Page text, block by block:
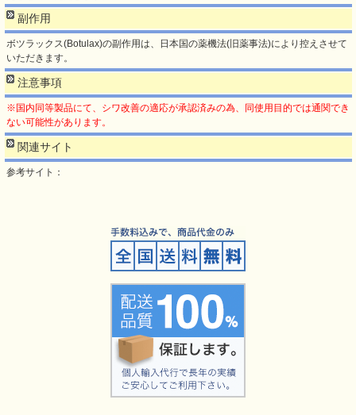
副作用
ボツラックス(Botulax)の副作用は、日本国の薬機法(旧薬事法)により控えさせて
いただきます。
注意事項
※国内同等製品にて、シワ改善の適応が承認済みの為、同使用目的では通関でき
ない可能性があります。
関連サイト
参考サイト：